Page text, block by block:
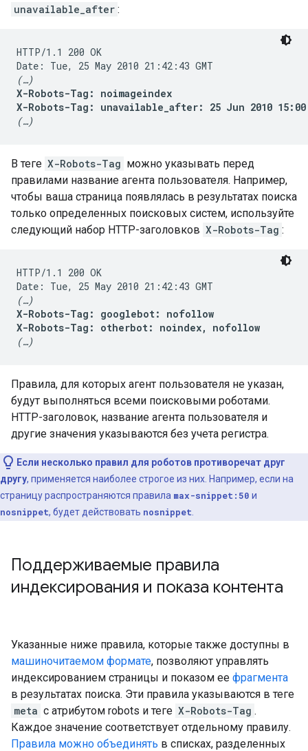
unavailable_after :
HTTP/1.1 200 OK
(…)
X-Robots-Tag: noimageindex
X-Robots-Tag: unavailable_after: 25 Jun 2010
(…)
В теге X-Robots-Tag можно указывать перед
правилами название агента пользователя. Например,
чтобы ваша страница появлялась в результатах поиска
только определенных поисковых систем, используйте
следующий набор HTTP-заголовков X-Robots-Tag :
HTTP/1.1 200 OK
(…)
X-Robots-Tag: googlebot: nofollow
X-Robots-Tag: otherbot: noindex, nofollow
(…)
Правила, для которых агент пользователя не указан,
будут выполняться всеми поисковыми роботами.
HTTP-заголовок, название агента пользователя и
другие значения указываются без учета регистра.
Если несколько правил для роботов противоречат друг
другу, применяется наиболее строгое из них. Например, если на
страницу распространяются правила max-snippet:50 и
nosnippet, будет действовать nosnippet
Поддерживаемые правила
индексирования и показа контента
Указанные ниже правила, которые также доступны в
машиночитаемом формате, позволяют управлять
индексированием страницы и показом ее фрагмента
в результатах поиска. Эти правила указываются в теге
meta с атрибутом robots и теге X-Robots-Tag .
Каждое значение соответствует отдельному правилу.
Правила можно объединять в списках, разделенных